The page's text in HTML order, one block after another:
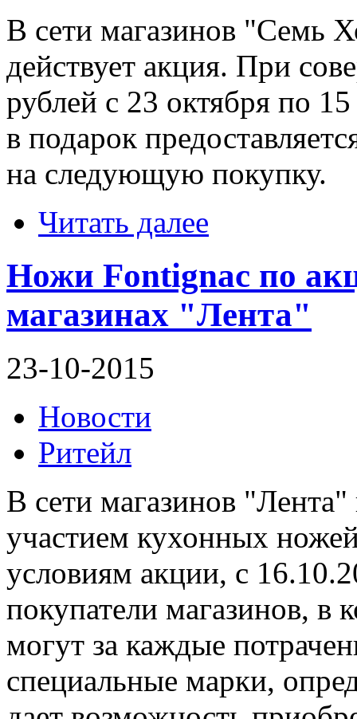
В сети магазинов "Семь
действует акция. При
рублей с 23 октября по
в подарок
на следующую покупку.
Читать далее
Ножи Fontignac по
магазинах "Лента"
23-10-2015
Новости
Ритейл
В сети магазинов "Лента"
участием кухонных
условиям акции, с
покупатели магазинов, в
могут за каждые
специальные марки,